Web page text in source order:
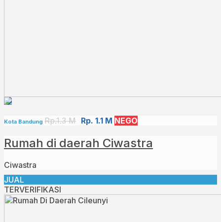
Kota Bandung Rp.1.3 M Rp. 1.1 M NEGO
Rumah di daerah Ciwastra
Ciwastra
JUAL
TERVERIFIKASI